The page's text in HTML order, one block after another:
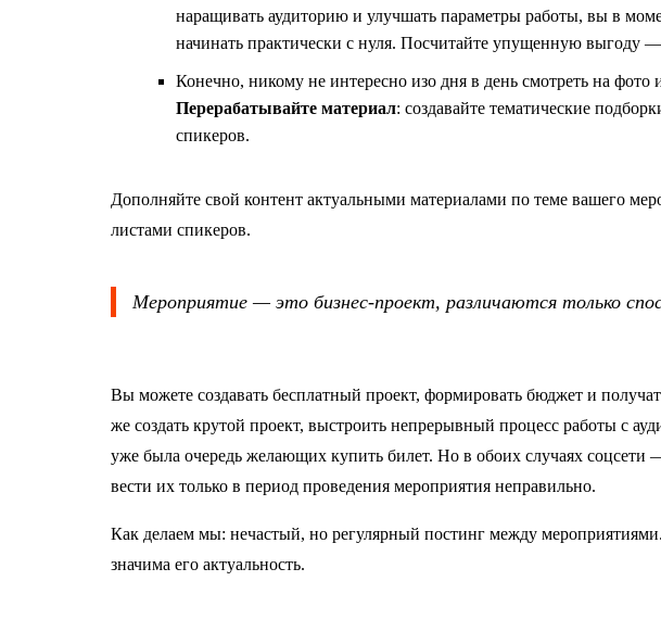
наращивать аудиторию и улучшать параметры работы, вы в
начинать практически с нуля. Посчитайте упущенную выгоду
Конечно, никому не интересно изо дня в день смотреть на
Перерабатывайте материал: создавайте тематические
спикеров.
Дополняйте свой контент актуальными материалами по теме вашего
листами спикеров.
Мероприятие — это бизнес-проект, различаются только
Вы можете создавать бесплатный проект, формировать бюджет и
же создать крутой проект, выстроить непрерывный процесс работы с
уже была очередь желающих купить билет. Но в обоих случаях
вести их только в период проведения мероприятия неправильно.
Как делаем мы: нечастый, но регулярный постинг между
значима его актуальность.